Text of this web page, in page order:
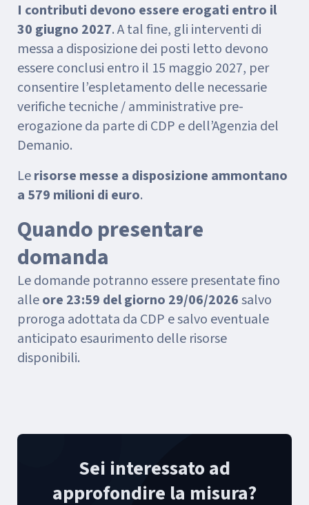
I contributi devono essere erogati entro il
30 giugno 2027. A tal fine, gli interventi di
messa a disposizione dei posti letto devono
essere conclusi entro il 15 maggio 2027, per
consentire l’espletamento delle necessarie
verifiche tecniche / amministrative pre-
erogazione da parte di CDP e dell’Agenzia del
Demanio.
Lerisorse messe a disposizione ammontano
a 579 milioni di euro.
Quando presentare
domanda
Le domande potranno essere presentate fino
alleore 23:59 del giorno 29/06/2026salvo
proroga adottata da CDP e salvo eventuale
anticipato esaurimento delle risorse
disponibili.
Sei interessato ad
approfondire la misura?